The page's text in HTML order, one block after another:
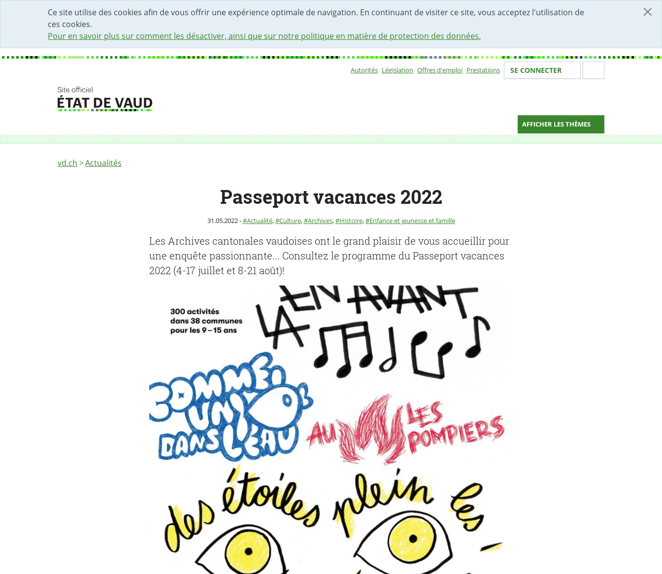
Ce site utilise des cookies afin de vous offrir une expérience optimale de navigation. En continuant de visiter ce site, vous acceptez l'utilisation de
ces cookies.
Pour en savoir plus sur comment les désactiver, ainsi que sur notre politique en matière de protection des données.
DÉBUT DU CONTENU DE LA PAGE
ACCÈS AU CHAMP DE RECHERCHE
PAGE D'ACCUEIL
FORMULAIRE DE CONTACT
Autorités Législation Offres d'emploi Prestations Votre identité
SE CONNECTER
AFFICHER LES THÈMES
Fil d'Ariane
vd.ch Actualités
Passeport vacances 2022
Passeport vacances 2022
Publié le
31.05.2022-Catégorie :
Actualité, Culture, Archives, Histoire, Enfance et jeunesse et famille
Les Archives cantonales vaudoises ont le grand plaisir de vous accueillir pour
une enquête passionnante... Consultez le programme du Passeport vacances
2022 (4-17 juillet et 8-21 août)!